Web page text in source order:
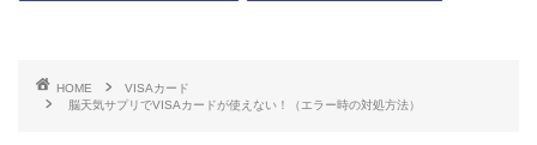
HOME
VISAカード
脳天気サプリでVISAカードが使えない！（エラー時の対処方法）